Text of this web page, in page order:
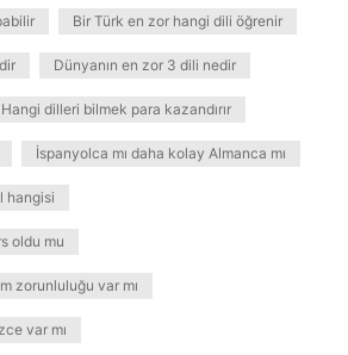
Bir Türk en zor hangi dili öğrenir
Dünyanın en zor 3 dili nedir
Hangi dilleri bilmek para kazandırır
İspanyolca mı daha kolay Almanca mı
hangisi
oldu mu
zorunluluğu var mı
var mı